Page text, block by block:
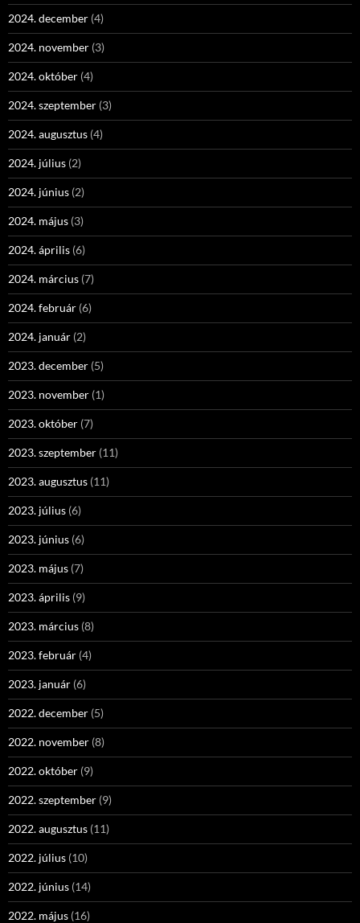
2024. december (4)
2024. november (3)
2024. október (4)
2024. szeptember (3)
2024. augusztus (4)
2024. július (2)
2024. június (2)
2024. május (3)
2024. április (6)
2024. március (7)
2024. február (6)
2024. január (2)
2023. december (5)
2023. november (1)
2023. október (7)
2023. szeptember (11)
2023. augusztus (11)
2023. július (6)
2023. június (6)
2023. május (7)
2023. április (9)
2023. március (8)
2023. február (4)
2023. január (6)
2022. december (5)
2022. november (8)
2022. október (9)
2022. szeptember (9)
2022. augusztus (11)
2022. július (10)
2022. június (14)
2022. május (16)